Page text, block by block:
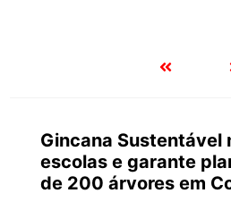
Gincana Sustentável
escolas e garante
de 200 árvores em